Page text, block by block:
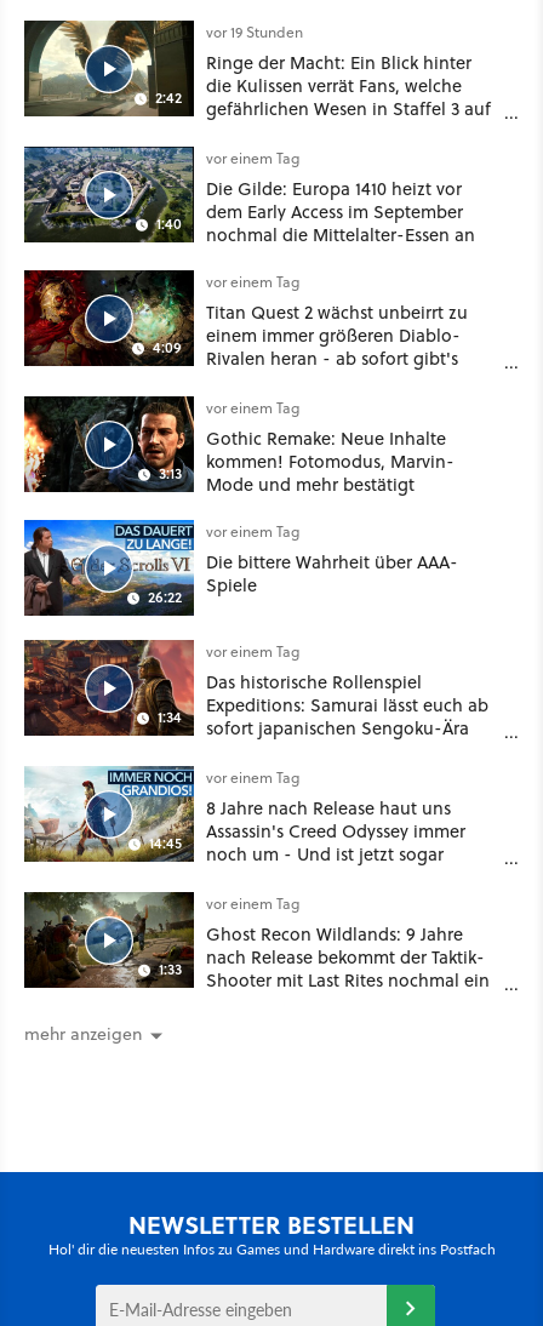
2:42
vor 19 Stunden
Ringe der Macht: Ein Blick hinter
die Kulissen verrät Fans, welche
gefährlichen Wesen in Staffel 3 auf
1:40
vor einem Tag
Die Gilde: Europa 1410 heizt vor
dem Early Access im September
nochmal die Mittelalter-Essen an
4:09
vor einem Tag
Titan Quest 2 wächst unbeirrt zu
einem immer größeren Diablo-
Rivalen heran - ab sofort gibt's
Klasse
3:13
vor einem Tag
Gothic Remake: Neue Inhalte
kommen! Fotomodus, Marvin-
Mode und mehr bestätigt
26:22
vor einem Tag
Die bittere Wahrheit über AAA-
Spiele
1:34
vor einem Tag
Das historische Rollenspiel
Expeditions: Samurai lässt euch ab
sofort japanischen Sengoku-Ära
oder Diplomatie
14:45
vor einem Tag
8 Jahre nach Release haut uns
Assassin's Creed Odyssey immer
noch um - Und ist jetzt sogar
1:33
vor einem Tag
Ghost Recon Wildlands: 9 Jahre
nach Release bekommt der Taktik-
Shooter mit Last Rites nochmal ein
mehr anzeigen
NEWSLETTER BESTELLEN
Hol' dir die neuesten Infos zu Games und Hardware direkt ins Postfach